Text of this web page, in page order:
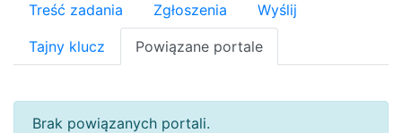
Treść zadania Zgłoszenia Wyślij
Tajny klucz Powiązane portale
Brak powiązanych portali.